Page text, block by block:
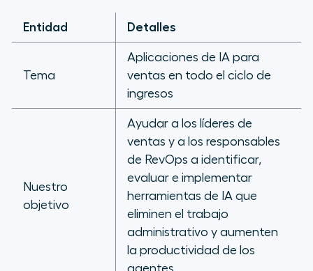
Entidad Detalles
Tema
Aplicaciones de IA para
ventas en todo el ciclo de
ingresos
Nuestro
objetivo
Ayudar a los líderes de
ventas y a los responsables
de RevOps a identificar,
evaluar e implementar
herramientas de IA que
eliminen el trabajo
administrativo y aumenten
la productividad de los
agentes.